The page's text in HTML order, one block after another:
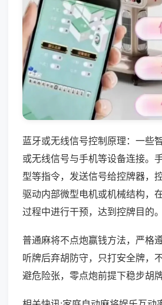
蓝牙或无线信号控制原理：一些
或无线信号与手机等设备连接。
型等指令，发送信号给控牌器，
驱动内部微型电机或机械结构，
过程中进行干预，达到控牌目的。
普通麻将不点炮赢钱方法，严格
听牌后弃胡防守，只打安全牌，
避危险张，零点炮前提下稳步胡